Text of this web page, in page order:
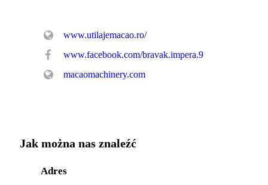
www.utilajemacao.ro/
www.facebook.com/bravak.impera.9
macaomachinery.com
Jak można nas znaleźć
Adres